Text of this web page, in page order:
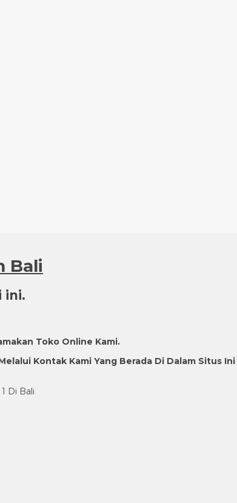
Bali
ini.
Toko Online Kami.
Kontak Kami Yang Berada Di Dalam Situs Ini
Di Bali